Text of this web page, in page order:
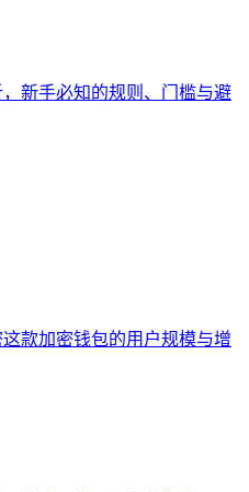
新手必知的规则、门槛与避
款加密钱包的用户规模与增